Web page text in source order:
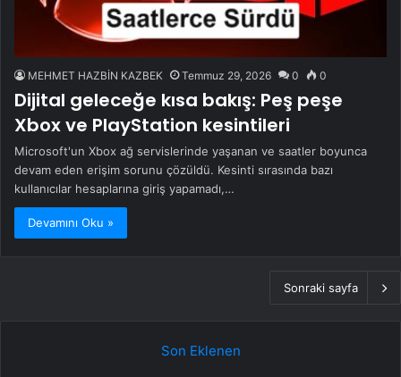
MEHMET HAZBİN KAZBEK Temmuz 29, 2026 0 0
Dijital geleceğe kısa bakış: Peş peşe
Xbox ve PlayStation kesintileri
Microsoft'un Xbox ağ servislerinde yaşanan ve saatler boyunca
devam eden erişim sorunu çözüldü. Kesinti sırasında bazı
kullanıcılar hesaplarına giriş yapamadı,…
Devamını Oku »
Sonraki sayfa
Son Eklenen